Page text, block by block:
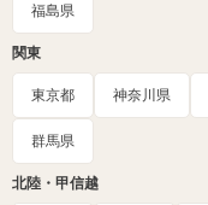
福島県
関東
東京都 神奈川県
群馬県
北陸・甲信越